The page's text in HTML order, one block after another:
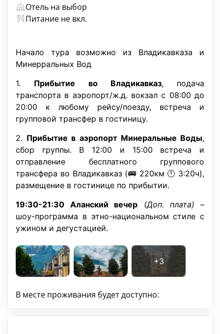
Отель на выбор
Питание не вкл.
Начало тура возможно из Владикавказа и
Минерральных Вод
1. Прибытие во Владикавказ, подача
транспорта в аэропорт/ж.д. вокзал с 08:00 до
20:00 к любому рейсу/поезду, встреча и
групповой трансфер в гостиницу.
2. Прибытие в аэропорт Минеральные Воды,
сбор группы. В 12:00 и 15:00 встреча и
отправление бесплатного группового
трансфера во Владикавказ (🚌 220км 🕛 3:20ч),
размещение в гостинице по прибытии.
19:30-21:30
Аланский вечер (Доп. плата)–
шоу-программа в этно-национальном стиле с
ужином и дегустацией.
В месте проживания будет доступно: